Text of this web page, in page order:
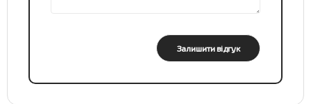
Залишити відгук